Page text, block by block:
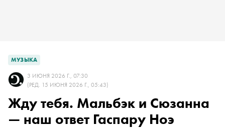
МУЗЫКА
3 ИЮНЯ 2026 Г., 07:30
(РЕД. 15 ИЮНЯ 2026 Г., 05:43)
Жду тебя. Мальбэк и Сюзанна
— наш ответ Гаспару Ноэ